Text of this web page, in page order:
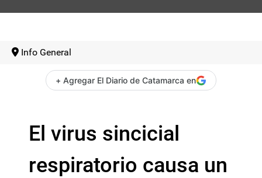
Info General
+ Agregar El Diario de Catamarca en
El virus sincicial
respiratorio causa un